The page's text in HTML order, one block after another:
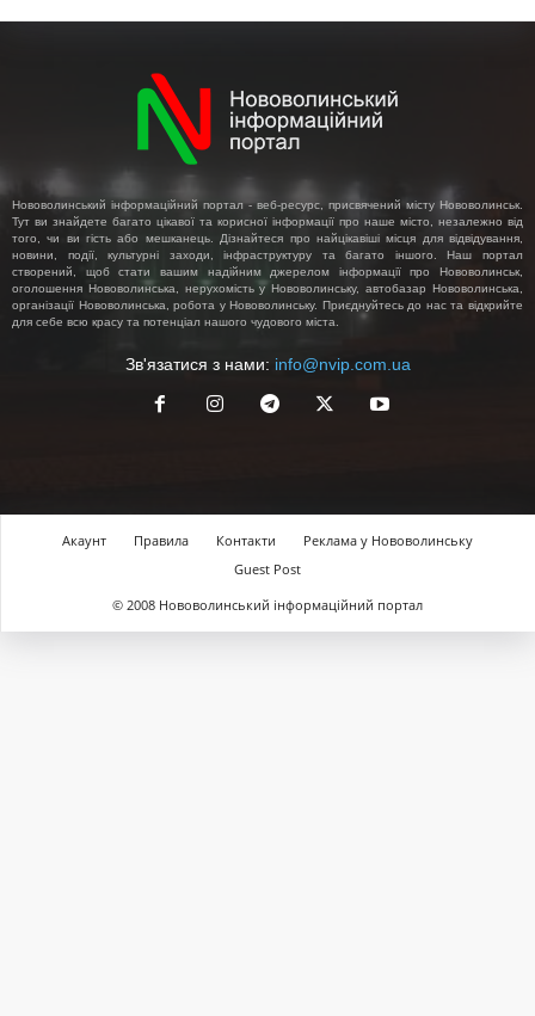
Нововолинський інформаційний портал - веб-ресурс, присвячений місту Нововолинськ.
Тут ви знайдете багато цікавої та корисної інформації про наше місто, незалежно від
того, чи ви гість або мешканець. Дізнайтеся про найцікавіші місця для відвідування,
новини, події, культурні заходи, інфраструктуру та багато іншого. Наш портал
створений, щоб стати вашим надійним джерелом інформації про Нововолинськ,
оголошення Нововолинська, нерухомість у Нововолинську, автобазар Нововолинська,
організації Нововолинська, робота у Нововолинську. Приєднуйтесь до нас та відкрийте
для себе всю красу та потенціал нашого чудового міста.
Зв'язатися з нами: info@nvip.com.ua
Акаунт Правила Контакти
Реклама у Нововолинську
Guest Post
© 2008 Нововолинський інформаційний портал